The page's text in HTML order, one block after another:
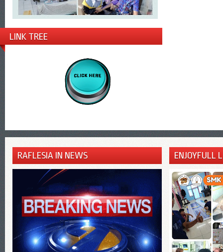
LINK TREE
RAFLESIA IN NEWS ENJOYFULL